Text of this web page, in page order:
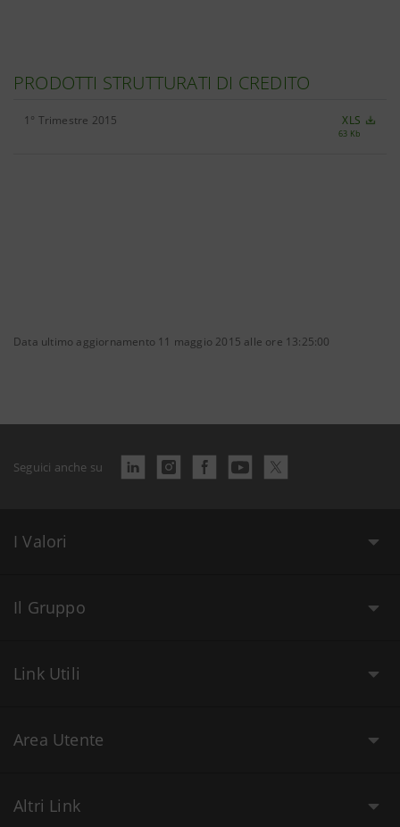
PRODOTTI STRUTTURATI DI CREDITO
1° Trimestre 2015 XLS
63 Kb
Data ultimo aggiornamento 11 maggio 2015 alle ore 13:25:00
Seguici anche su
I Valori
Il Gruppo
Link Utili
Area Utente
Altri Link